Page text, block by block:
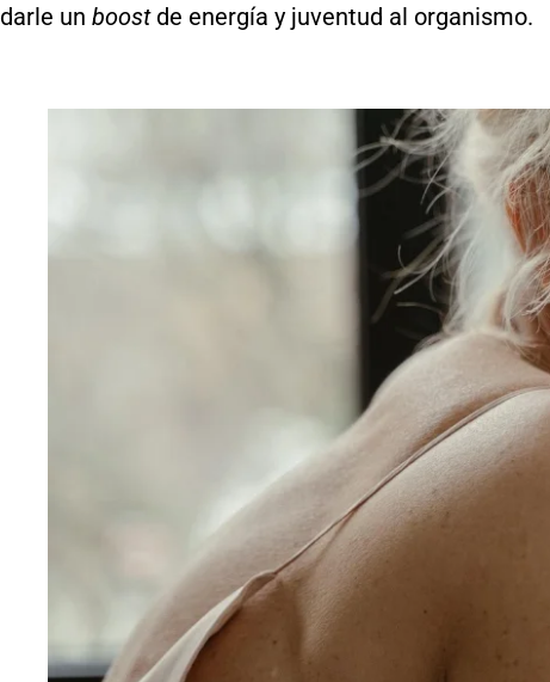
darle un boostde energía y juventud al organismo.